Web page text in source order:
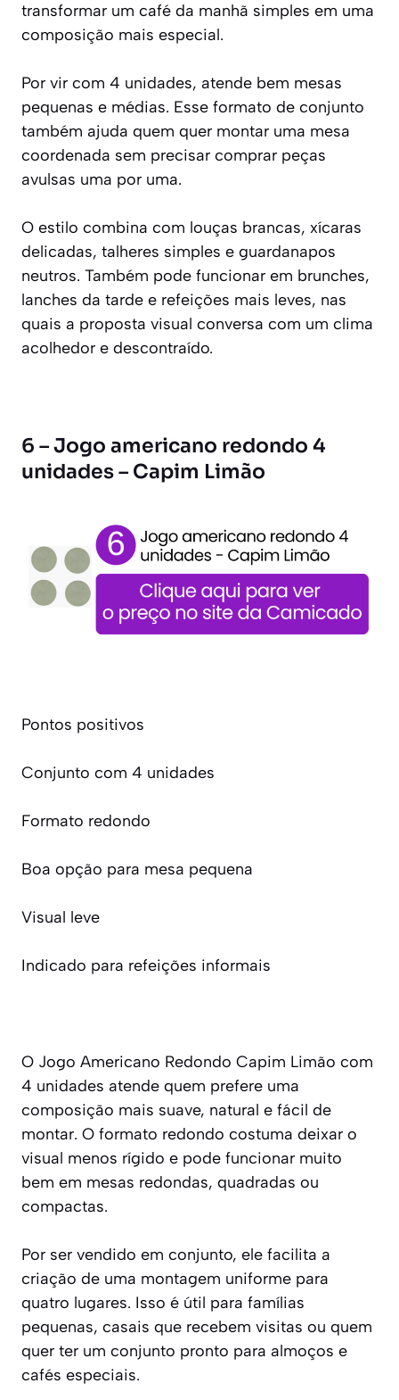
transformar um café da manhã simples em uma
composição mais especial.
Por vir com 4 unidades, atende bem mesas
pequenas e médias. Esse formato de conjunto
também ajuda quem quer montar uma mesa
coordenada sem precisar comprar peças
avulsas uma por uma.
O estilo combina com louças brancas, xícaras
delicadas, talheres simples e guardanapos
neutros. Também pode funcionar em brunches,
lanches da tarde e refeições mais leves, nas
quais a proposta visual conversa com um clima
acolhedor e descontraído.
6 – Jogo americano redondo 4
unidades – Capim Limão
Pontos positivos
Conjunto com 4 unidades
Formato redondo
Boa opção para mesa pequena
Visual leve
Indicado para refeições informais
O Jogo Americano Redondo Capim Limão com
4 unidades atende quem prefere uma
composição mais suave, natural e fácil de
montar. O formato redondo costuma deixar o
visual menos rígido e pode funcionar muito
bem em mesas redondas, quadradas ou
compactas.
Por ser vendido em conjunto, ele facilita a
criação de uma montagem uniforme para
quatro lugares. Isso é útil para famílias
pequenas, casais que recebem visitas ou quem
quer ter um conjunto pronto para almoços e
cafés especiais.